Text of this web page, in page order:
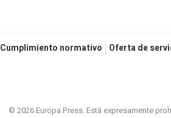
Cumplimiento normativo Oferta de
© 2026 Europa Press.Está expresamente